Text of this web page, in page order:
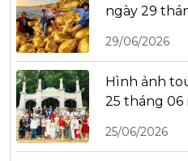
ngày 29
29/06/2026
Hình ảnh
25 tháng 06
25/06/2026